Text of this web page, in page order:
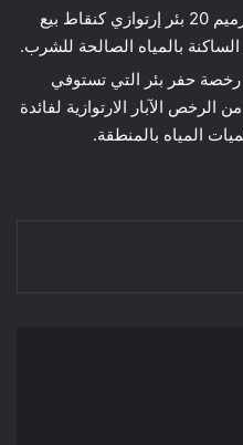
إعطاء الموافقة على رخصة ترميم 20 بئر إرتوازي كنقاط بيع
بالمياه الصالحة للشرب.
في دراسة 150 ملف رخصة حفر بئر التي تستوفي
الرخص الآبار الارتوازية لفائدة
المياه بالمنطقة.